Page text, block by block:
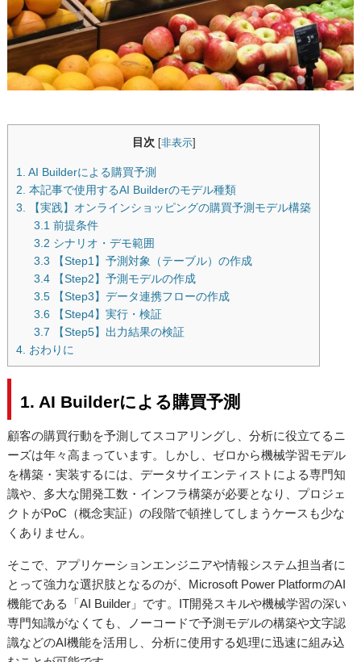
目次 [非表示]
1. AI Builderによる購買予測
2. 本記事で使用するAI Builderのモデル種類
3. 【実践】オンラインショッピングの購買予測モデル構築
3.1 前提条件
3.2 シナリオ・デモ範囲
3.3 【Step1】予測対象（テーブル）の作成
3.4 【Step2】予測モデルの作成
3.5 【Step3】データ連携フローの作成
3.6 【Step4】実行・検証
3.7 【Step5】出力結果の検証
4. おわりに
1. AI Builderによる購買予測
顧客の購買行動を予測してスコアリングし、分析に役立てるニ
ーズは年々高まっています。しかし、ゼロから機械学習モデル
を構築・実装するには、データサイエンティストによる専門知
識や、多大な開発工数・インフラ構築が必要となり、プロジェ
クトがPoC（概念実証）の段階で頓挫してしまうケースも少な
くありません。
そこで、アプリケーションエンジニアや情報システム担当者に
とって強力な選択肢となるのが、Microsoft Power PlatformのAI
機能である「AI Builder」です。IT開発スキルや機械学習の深い
専門知識がなくても、ノーコードで予測モデルの構築や文字認
識などのAI機能を活用し、分析に使用する処理に迅速に組み込